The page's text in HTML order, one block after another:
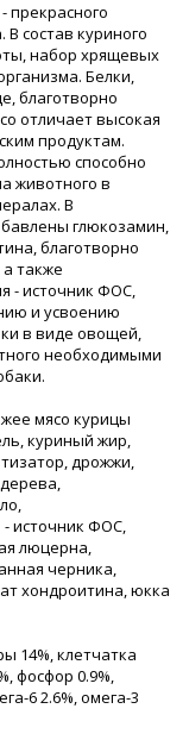
прекрасного
состав куриного
набор хрящевых
Белки,
благотворно
отличает высокая
продуктам.
способно
животного в
В
глюкозамин,
благотворно
также
- источник ФОС,
и усвоению
в виде овощей,
необходимыми
мясо курицы
куриный жир,
дрожжи,
- источник ФОС,
люцерна,
черника,
хондроитина, юкка
14%, клетчатка
фосфор 0.9%,
6 2.6%, омега-3